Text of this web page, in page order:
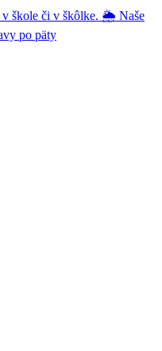
v škole či v škôlke. 🌦️ Naše
po päty